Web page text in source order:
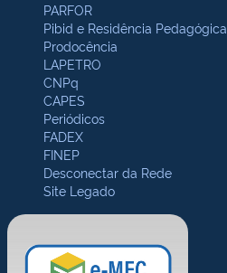
PARFOR
Pibid e Residência Pedagógica
Prodocência
LAPETRO
CNPq
CAPES
Periódicos
FADEX
FINEP
Desconectar da Rede
Site Legado